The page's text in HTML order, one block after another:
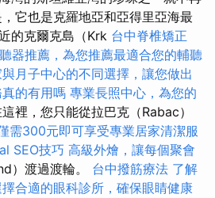
它也是克羅地亞和亞得里亞海最
的克爾克島（Krk 台中脊椎矯正
器推薦，為您推薦最適合您的輔聽
月子中心的不同選擇，讓您做出
的有用嗎 專業長照中心，為您的
裡，您只能從拉巴克（Rabac）
需300元即可享受專業居家清潔服
SEO技巧 高級外燴，讓每個聚會
）渡過渡輪。 台中撥筋療法 了解
合適的眼科診所，確保眼睛健康